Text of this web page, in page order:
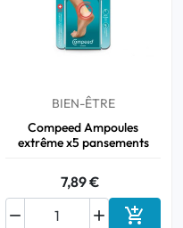
BIEN-ÊTRE
Compeed Ampoules
extrême x5 pansements
7,89 €

 